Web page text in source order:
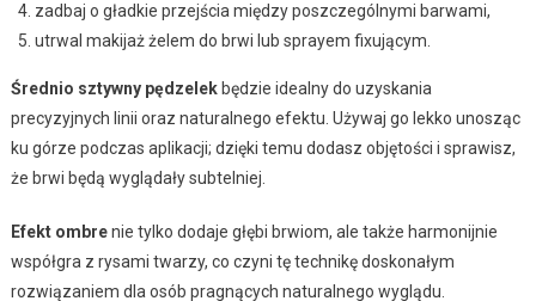
zadbaj o gładkie przejścia między poszczególnymi barwami,
utrwal makijaż żelem do brwi lub sprayem fixującym.
Średnio sztywny pędzelekbędzie idealny do uzyskania
precyzyjnych linii oraz naturalnego efektu. Używaj go lekko unosząc
ku górze podczas aplikacji; dzięki temu dodasz objętości i sprawisz,
że brwi będą wyglądały subtelniej.
Efekt ombrenie tylko dodaje głębi brwiom, ale także harmonijnie
współgra z rysami twarzy, co czyni tę technikę doskonałym
rozwiązaniem dla osób pragnących naturalnego wyglądu.